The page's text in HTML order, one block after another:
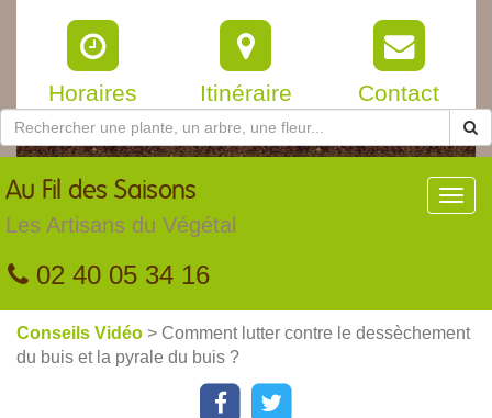
Horaires Itinéraire Contact
Au Fil des Saisons
Les Artisans du Végétal
02 40 05 34 16
Conseils Vidéo > Comment lutter contre le dessèchement
du buis et la pyrale du buis ?